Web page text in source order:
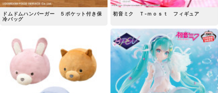
ドムドムハンバーガー ５ポケット付き保
冷バッグ
初音ミク Ｔ-ｍｏｓｔ フィギュア